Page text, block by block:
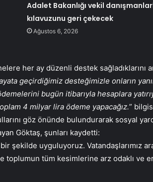
Adalet Bakanlığı vekil
kılavuzunu geri çekecek
Ağustos 6, 2026
her ay düzenli destek sağladıklarını
geçirdiğimiz desteğimizle onların
bugün itibarıyla hesaplara
4 milyar lira ödeme yapacağız.”
göz önünde bulundurarak sosyal
Göktaş, şunları kaydetti:
şekilde uyguluyoruz. Vatandaşlarımız
toplumun tüm kesimlerine arz odaklı ve